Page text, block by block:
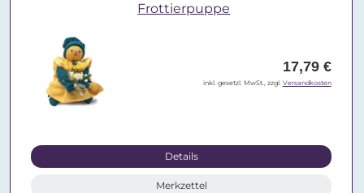
Frottierpuppe
17,79 €
inkl. gesetzl. MwSt., zzgl. Versandkosten
Details
Merkzettel